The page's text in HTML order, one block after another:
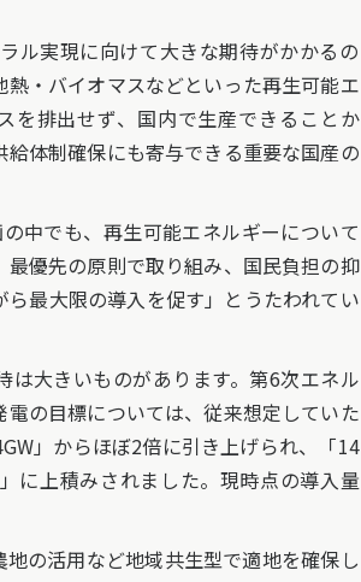
ル実現に向けて大きな期待がかかるの
・バイオマスなどといった再生可能エ
を排出せず、国内で生産できることか
体制確保にも寄与できる重要な国産の
中でも、再生可能エネルギーについて
優先の原則で取り組み、国民負担の抑
最大限の導入を促す」とうたわれてい
大きいものがあります。第6次エネル
の目標については、従来想定していた
」からほぼ2倍に引き上げられ、「14
に上積みされました。現時点の導入量
の活用など地域共生型で適地を確保し